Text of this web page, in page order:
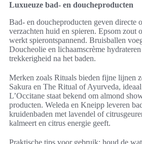
Luxueuze bad- en doucheproducten
Bad- en doucheproducten geven directe
verzachten huid en spieren. Epsom zout
werkt spierontspannend. Bruisballen
Doucheolie en lichaamscrème
trekkerigheid na het baden.
Merken zoals Rituals bieden fijne lijnen
Sakura en The Ritual of Ayurveda,
L’Occitane staat bekend om almond
producten. Weleda en Kneipp leveren
kruidenbaden met lavendel of
kalmeert en citrus energie geeft.